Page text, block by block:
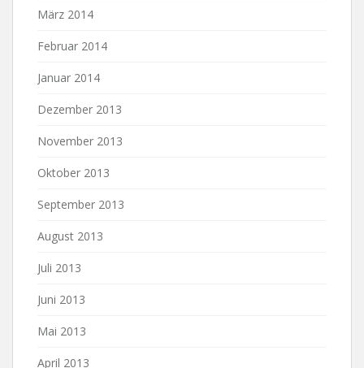
März 2014
Februar 2014
Januar 2014
Dezember 2013
November 2013
Oktober 2013
September 2013
August 2013
Juli 2013
Juni 2013
Mai 2013
April 2013